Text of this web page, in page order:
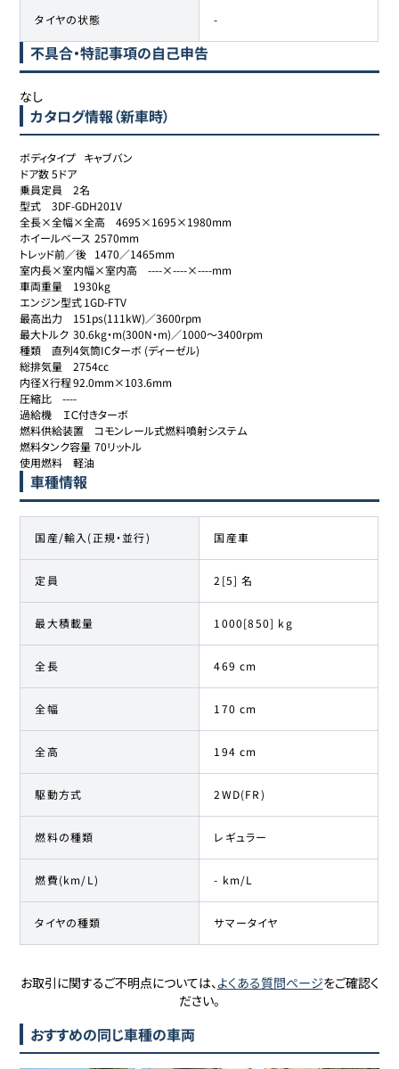
タイヤの状態 -
不具合・特記事項の自己申告
なし
カタログ情報（新車時）
ボディタイプ	キャブバン
ドア数	5ドア
乗員定員	2名
型式	3DF-GDH201V
全長×全幅×全高	4695×1695×1980mm
ホイールベース	2570mm
トレッド前／後	1470／1465mm
室内長×室内幅×室内高	----×----×----mm
車両重量	1930kg
エンジン型式	1GD-FTV
最高出力	151ps(111kW)／3600rpm
最大トルク	30.6kg・m(300N・m)／1000～3400rpm
種類	直列4気筒ICターボ (ディーゼル)
総排気量	2754cc
内径Ｘ行程	92.0mm×103.6mm
圧縮比	----
過給機	ＩＣ付きターボ
燃料供給装置	コモンレール式燃料噴射システム
燃料タンク容量	70リットル
使用燃料	軽油
車種情報
国産/輸入(正規・並行) 国産車
定員 2[5] 名
最大積載量 1000[850] kg
全長 469 cm
全幅 170 cm
全高 194 cm
駆動方式 2WD(FR)
燃料の種類 レギュラー
燃費(km/L) - km/L
タイヤの種類 サマータイヤ
お取引に関するご不明点については、よくある質問ページをご確認く
ださい。
おすすめの同じ車種の車両